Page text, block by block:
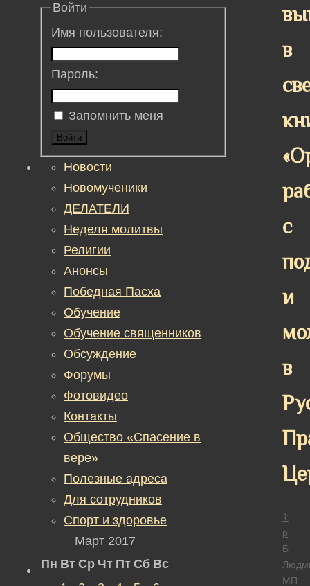
в
с
и
в
☦
р
Б
МП
Войти
Имя пользователя:
Пароль:
Запомнить меня
Войти
Новости
Новомученики
ДЕЛАТЕЛИ
Неделя молитвы
Религии
Анонсы
Победная Пасха
Обучение
Обучение священников
Обсуждение
Форумы
Фотовидео
Контакты
Общество «Спасение в
вере»
Полезные адреса
Для сотрудников
Спорт и здоровье
Март 2017
Пн Вт Ср Чт Пт Сб Вс